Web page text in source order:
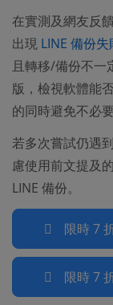
在實測及網友反
出現 LINE 備份失
且轉移/備份不一
版，檢視軟體能
的同時避免不必要
若多次嘗試仍遇
慮使用前文提及的
LINE 備份。
限時 7
限時 7